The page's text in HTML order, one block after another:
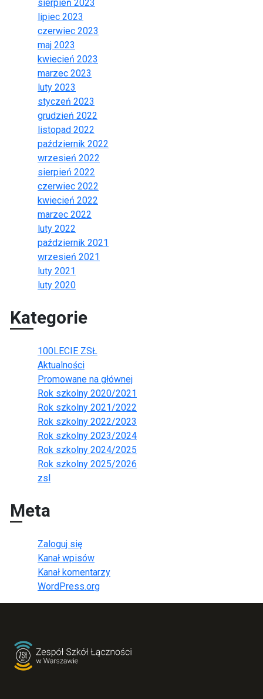
sierpień 2023
lipiec 2023
czerwiec 2023
maj 2023
kwiecień 2023
marzec 2023
luty 2023
styczeń 2023
grudzień 2022
listopad 2022
październik 2022
wrzesień 2022
sierpień 2022
czerwiec 2022
kwiecień 2022
marzec 2022
luty 2022
październik 2021
wrzesień 2021
luty 2021
luty 2020
Kategorie
100LECIE ZSŁ
Aktualności
Promowane na głównej
Rok szkolny 2020/2021
Rok szkolny 2021/2022
Rok szkolny 2022/2023
Rok szkolny 2023/2024
Rok szkolny 2024/2025
Rok szkolny 2025/2026
zsl
Meta
Zaloguj się
Kanał wpisów
Kanał komentarzy
WordPress.org